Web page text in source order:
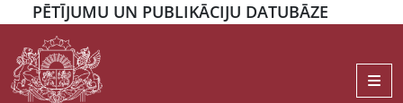
PĒTĪJUMU UN PUBLIKĀCIJU DATUBĀZE